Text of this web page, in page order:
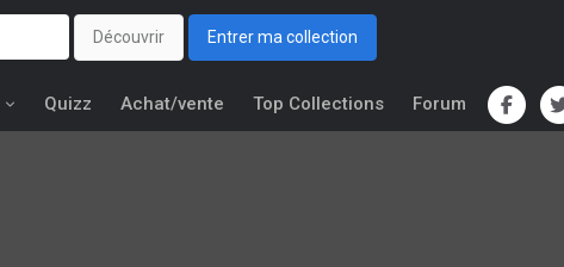
Découvrir Entrer ma collection
Quizz Achat/vente Top Collections Forum